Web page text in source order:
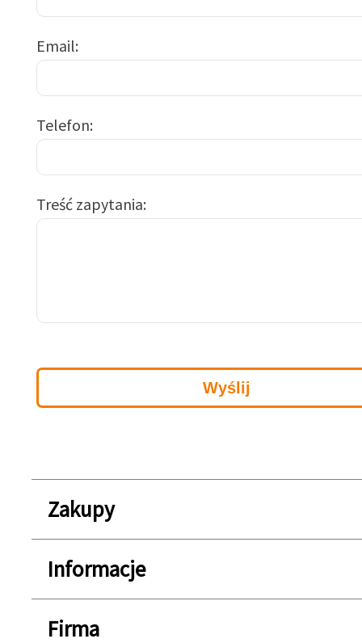
Email
Telefon
Treść zapytania
Zakupy
Informacje
Firma